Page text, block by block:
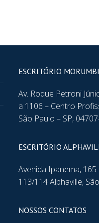
ESCRITÓRIO MORUMBI
Av. Roque Petroni
a 1106 – Centro
São Paulo – SP,
ESCRITÓRIO
Avenida Ipanema, 165
113/114 Alphaville,
NOSSOS CONTATOS